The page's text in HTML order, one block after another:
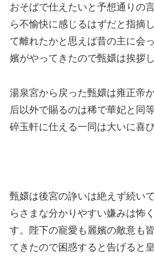
おそばで仕えたいと予想通りの
ら不愉快に感じるはずだと指摘
て離れたかと思えば昔の主に会
嬪がやってきたので甄嬛は挨拶し
湯泉宮から戻った甄嬛は雍正帝
后以外で賜るのは稀で華妃と同
碎玉軒に仕える一同は大いに喜び
甄嬛は後宮の諍いは絶えず続い
らさまな分かりやすい嫌みは怖
す。陛下の寵愛も麗嬪の敵意も
てきたので困惑すると告げると